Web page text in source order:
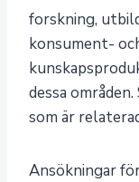
forskning,
konsument-
dessa
som är
​Ansökningar